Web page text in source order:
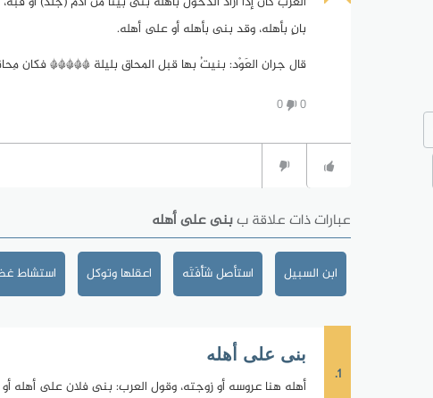
بانٍ بأهله، وقد بنى بأهله أو على أهله.
قال جران العَوْد: بنيتُ بها قبل المحاق بليلة ***** فكان
0
0
عبارات ذات علاقة ببنى على أهله
ابن السبيل استأصل شَأْفَتَه اعقلها وتوكل استشاط
1.
بنى على أهله
أهله هنا عروسه أو زوجته، وقول العرب: بنى فلان على أهله